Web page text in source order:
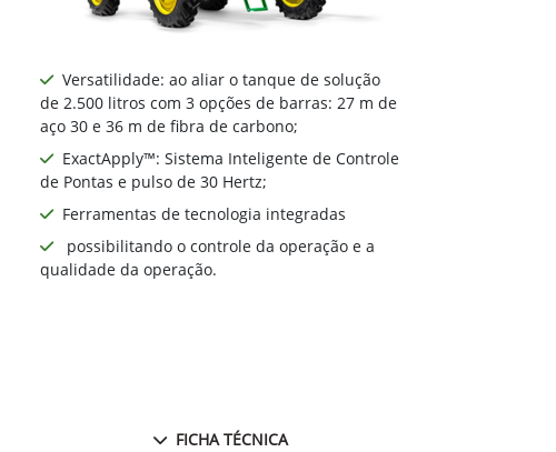
Versatilidade: ao aliar o tanque de solução
de 2.500 litros com 3 opções de barras: 27 m de
aço 30 e 36 m de fibra de carbono;
ExactApply™: Sistema Inteligente de Controle
de Pontas e pulso de 30 Hertz;
Ferramentas de tecnologia integradas
possibilitando o controle da operação e a
qualidade da operação.
FICHA TÉCNICA